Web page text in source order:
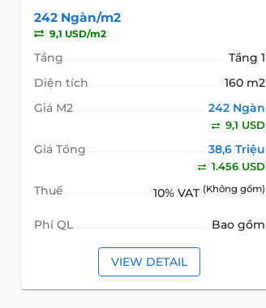
242 Ngàn/m2
9,1 USD/m2
Tầng
Tầng 1
Diện tích
160 m2
Giá M2
242 Ngàn
9,1 USD
Giá Tổng 38,6 Triệu
1.456 USD
Thuế 10% VAT (Không gồm)
Phí QL Bao gồm
VIEW DETAIL